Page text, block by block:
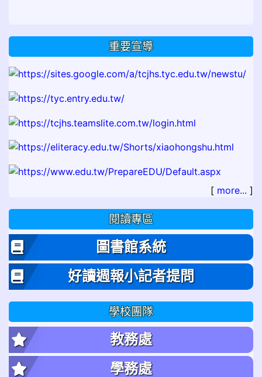
重要宣導
[ more... ]
閱讀專區
圖書館系統
好讀週報小記者提問
學校團隊
教務處
學務處